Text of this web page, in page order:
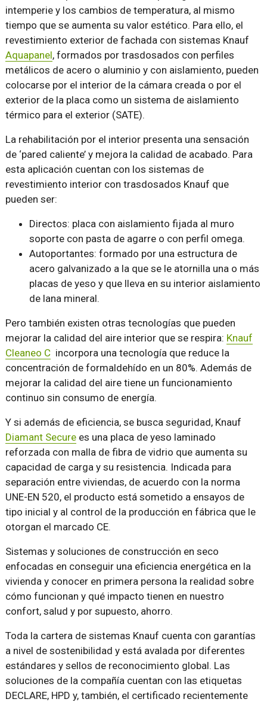
intemperie y los cambios de temperatura, al mismo
tiempo que se aumenta su valor estético. Para ello, el
revestimiento exterior de fachada con sistemas Knauf
Aquapanel, formados por trasdosados con perfiles
metálicos de acero o aluminio y con aislamiento, pueden
colocarse por el interior de la cámara creada o por el
exterior de la placa como un sistema de aislamiento
térmico para el exterior (SATE).
La rehabilitación por el interior presenta una sensación
de ‘pared caliente’ y mejora la calidad de acabado. Para
esta aplicación cuentan con los sistemas de
revestimiento interior con trasdosados Knauf que
pueden ser:
Directos: placa con aislamiento fijada al muro
soporte con pasta de agarre o con perfil omega.
Autoportantes: formado por una estructura de
acero galvanizado a la que se le atornilla una o más
placas de yeso y que lleva en su interior aislamiento
de lana mineral.
Pero también existen otras tecnologías que pueden
mejorar la calidad del aire interior que se respira: Knauf
Cleaneo Cincorpora una tecnología que reduce la
concentración de formaldehído en un 80%. Además de
mejorar la calidad del aire tiene un funcionamiento
continuo sin consumo de energía.
Y si además de eficiencia, se busca seguridad, Knauf
Diamant Securees una placa de yeso laminado
reforzada con malla de fibra de vidrio que aumenta su
capacidad de carga y su resistencia. Indicada para
separación entre viviendas, de acuerdo con la norma
UNE-EN 520, el producto está sometido a ensayos de
tipo inicial y al control de la producción en fábrica que le
otorgan el marcado CE.
Sistemas y soluciones de construcción en seco
enfocadas en conseguir una eficiencia energética en la
vivienda y conocer en primera persona la realidad sobre
cómo funcionan y qué impacto tienen en nuestro
confort, salud y por supuesto, ahorro.
Toda la cartera de sistemas Knauf cuenta con garantías
a nivel de sostenibilidad y está avalada por diferentes
estándares y sellos de reconocimiento global. Las
soluciones de la compañía cuentan con las etiquetas
DECLARE, HPD y, también, el certificado recientemente